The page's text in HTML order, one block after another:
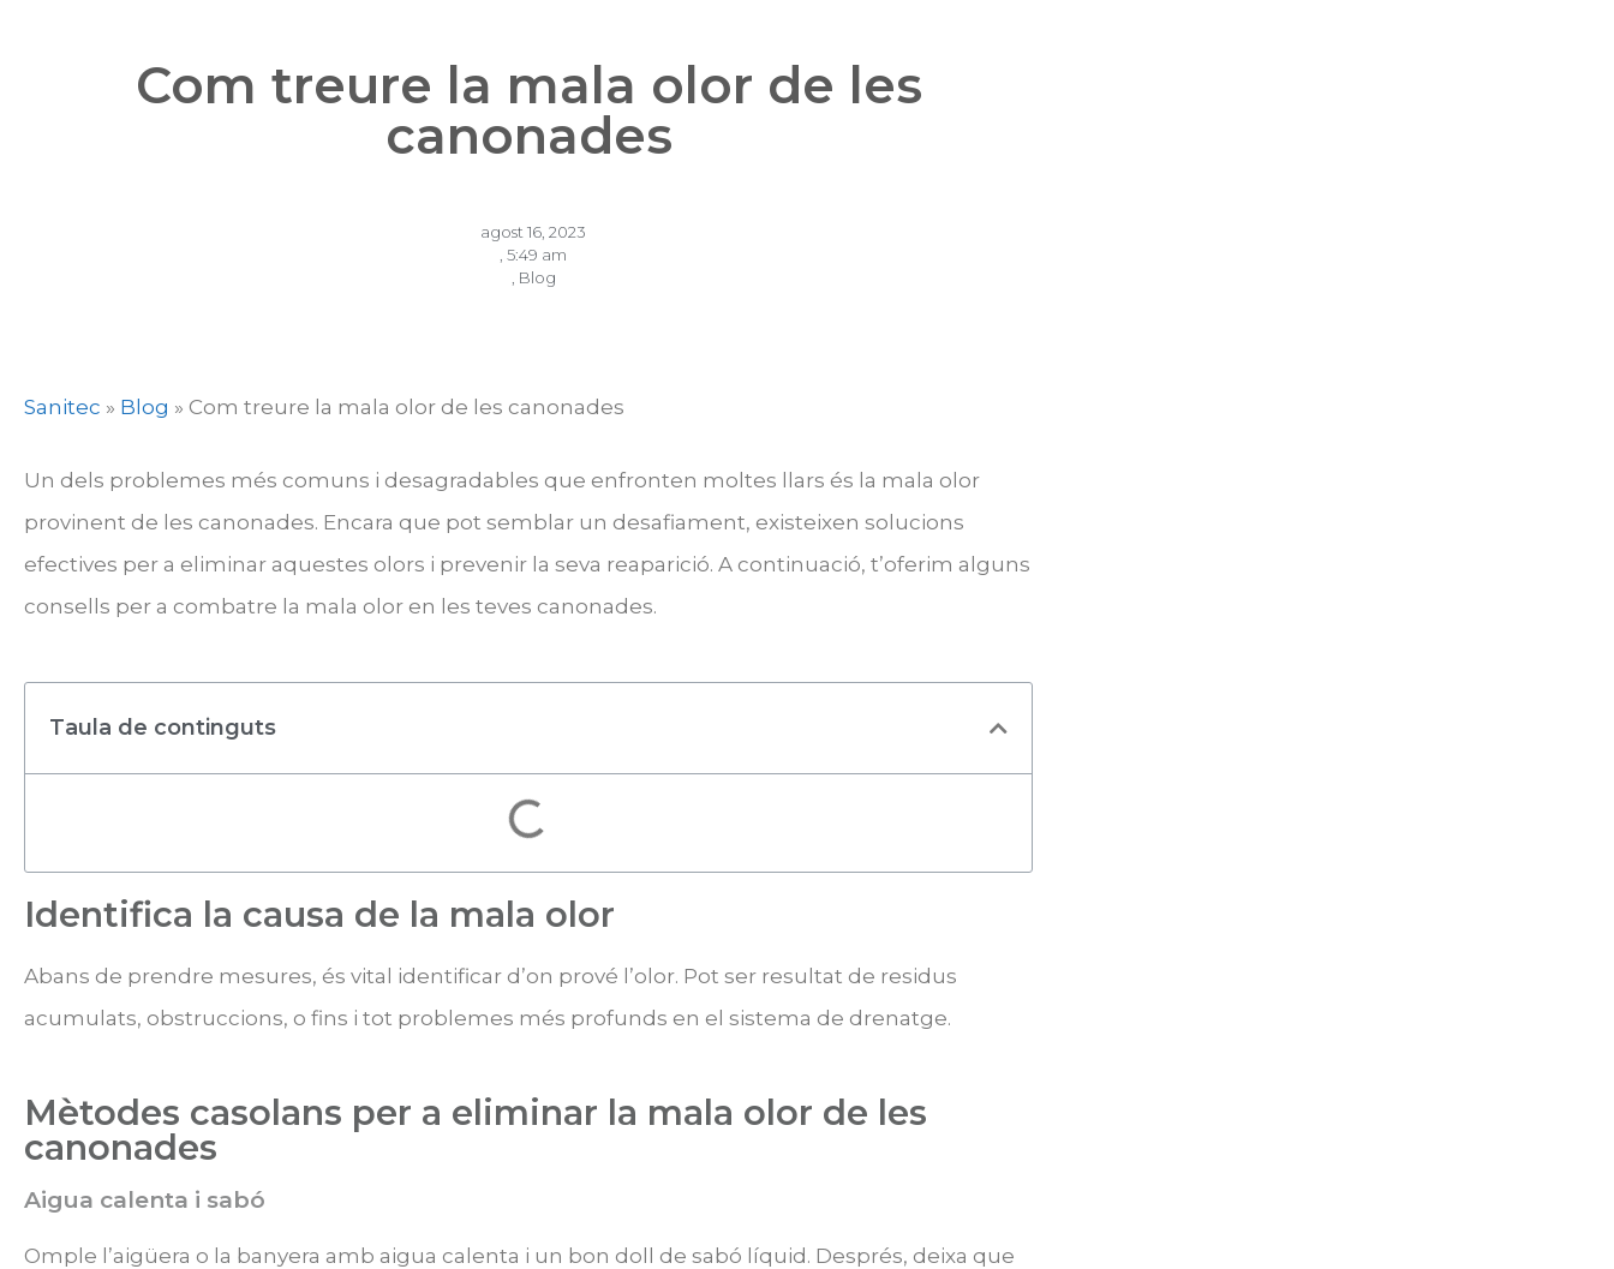
Com treure la mala olor de les
canonades
agost 16, 2023
5:49 am
Blog
Sanitec » Blog » Com treure la mala olor de les canonades
Un dels problemes més comuns i desagradables que enfronten moltes llars és la mala olor
provinent de les canonades. Encara que pot semblar un desafiament, existeixen solucions
efectives per a eliminar aquestes olors i prevenir la seva reaparició. A continuació, t’oferim alguns
consells per a combatre la mala olor en les teves canonades.
Taula de continguts
Identifica la causa de la mala olor
Abans de prendre mesures, és vital identificar d’on prové l’olor. Pot ser resultat de residus
acumulats, obstruccions, o fins i tot problemes més profunds en el sistema de drenatge.
Mètodes casolans per a eliminar la mala olor de les
canonades
Aigua calenta i sabó
Omple l’aigüera o la banyera amb aigua calenta i un bon doll de sabó líquid. Després, deixa que